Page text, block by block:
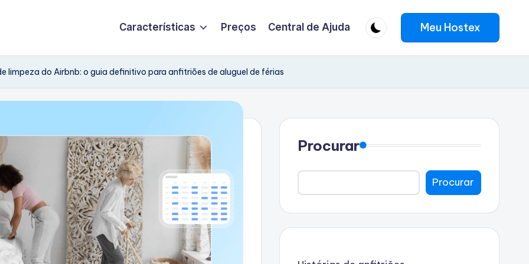
Características Preços Central de Ajuda Meu Hostex
limpeza do Airbnb: o guia definitivo para anfitriões de aluguel de férias
Procurar
Procurar